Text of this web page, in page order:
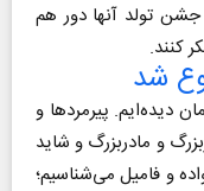
تولد آنها دور هم
کنند.
شد
دیده‌ایم. پیرمردها و
و مادربزرگ و شاید
و فامیل می‌شناسیم‌؛